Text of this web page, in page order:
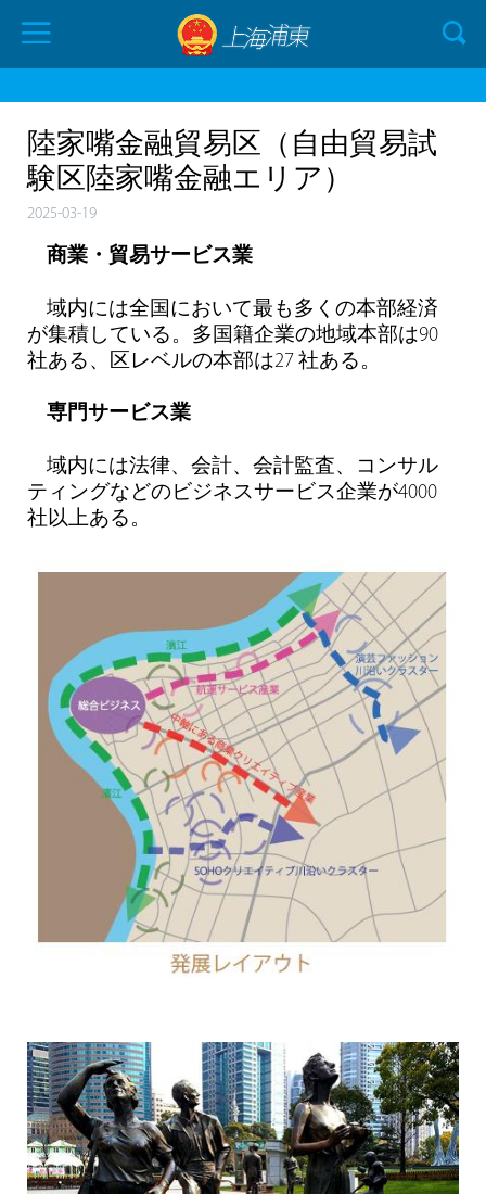
陸家嘴金融貿易区（自由貿易試
験区陸家嘴金融エリア）
2025-03-19
商業・貿易サービス業
域内には全国において最も多くの本部経済
が集積している。多国籍企業の地域本部は90
社ある、区レベルの本部は27 社ある。
専門サービス業
域内には法律、会計、会計監査、コンサル
ティングなどのビジネスサービス企業が4000
社以上ある。